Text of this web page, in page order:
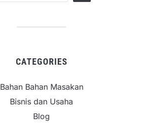
CATEGORIES
Bahan Bahan Masakan
Bisnis dan Usaha
Blog